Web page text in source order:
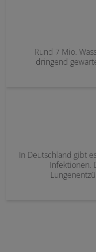
Rund 7 Mio.
dringend
In Deutschland gibt
Infektionen.